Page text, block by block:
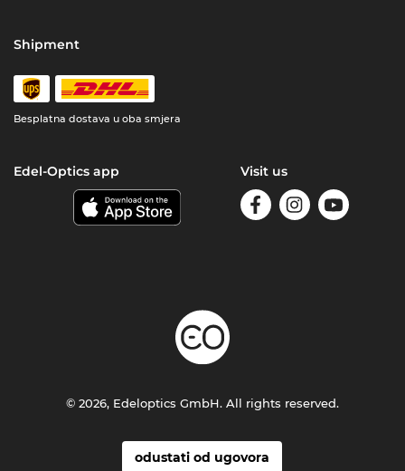
Shipment
Besplatna dostava u oba smjera
Edel-Optics app Visit us
odustati od ugovora
© 2026, Edeloptics GmbH. All rights reserved.